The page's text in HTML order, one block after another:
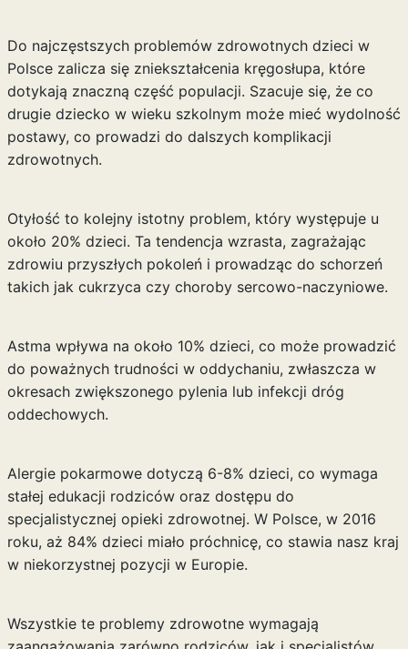
Do najczęstszych problemów zdrowotnych dzieci w
Polsce zalicza się zniekształcenia kręgosłupa, które
dotykają znaczną część populacji. Szacuje się, że co
drugie dziecko w wieku szkolnym może mieć wydolność
postawy, co prowadzi do dalszych komplikacji
zdrowotnych.
Otyłość to kolejny istotny problem, który występuje u
około 20% dzieci. Ta tendencja wzrasta, zagrażając
zdrowiu przyszłych pokoleń i prowadząc do schorzeń
takich jak cukrzyca czy choroby sercowo-naczyniowe.
Astma wpływa na około 10% dzieci, co może prowadzić
do poważnych trudności w oddychaniu, zwłaszcza w
okresach zwiększonego pylenia lub infekcji dróg
oddechowych.
Alergie pokarmowe dotyczą 6-8% dzieci, co wymaga
stałej edukacji rodziców oraz dostępu do
specjalistycznej opieki zdrowotnej. W Polsce, w 2016
roku, aż 84% dzieci miało próchnicę, co stawia nasz kraj
w niekorzystnej pozycji w Europie.
Wszystkie te problemy zdrowotne wymagają